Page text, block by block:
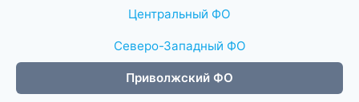
Центральный ФО
Северо-Западный ФО
Приволжский ФО